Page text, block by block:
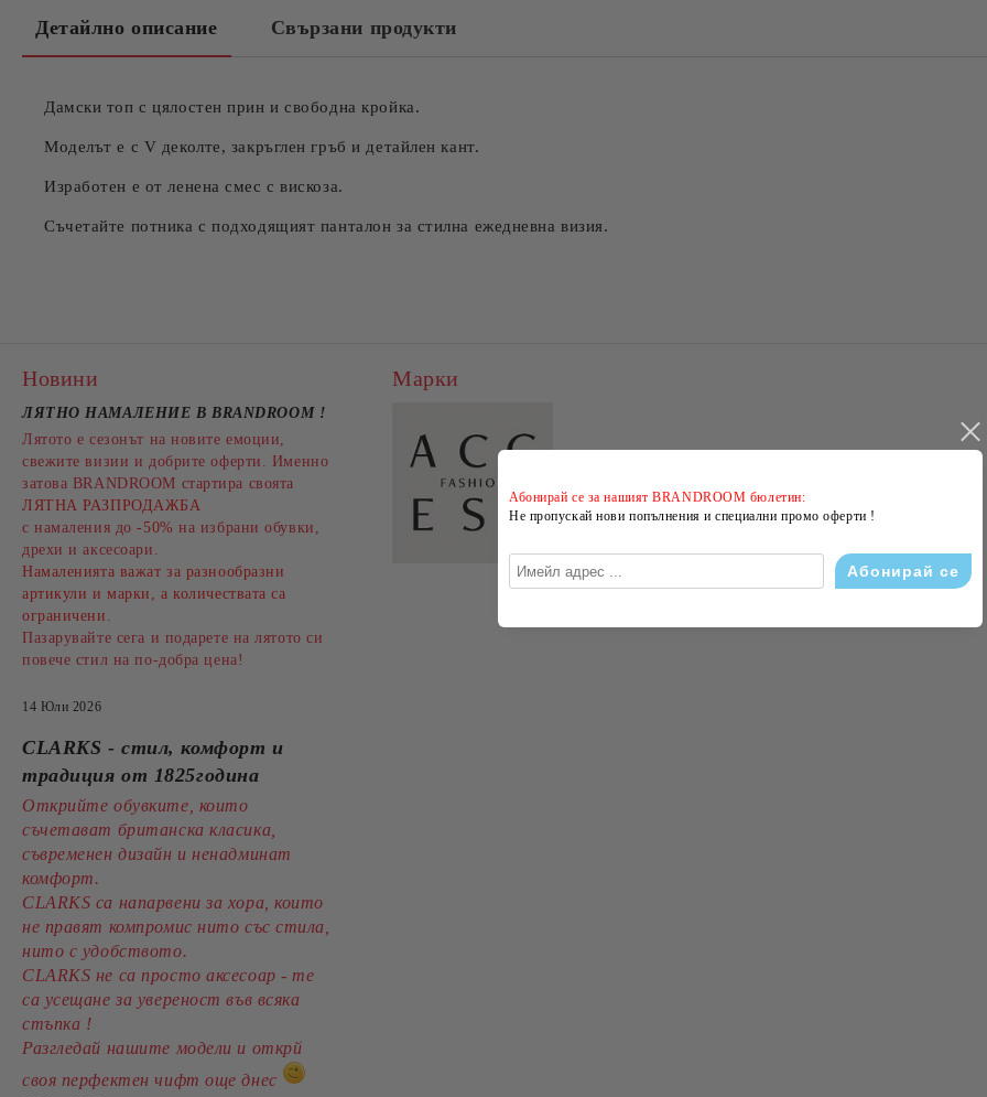
Детайлно описание Свързани продукти
Дамски топ с цялостен прин и свободна кройка.
Моделът е с V деколте, закръглен гръб и детайлен кант.
Изработен е от ленена смес с вискоза.
Съчетайте потника с подходящият панталон за стилна ежедневна визия.
Новини
ЛЯТНО НАМАЛЕНИЕ В BRANDROOM !
Лятото е сезонът на новите емоции,
свежите визии и добрите оферти. Именно
затова BRANDROOM стартира своята
ЛЯТНА РАЗПРОДАЖБА
с намаления до -50% на избрани обувки,
дрехи и аксесоари.
Намаленията важат за разнообразни
артикули и марки, а количествата са
ограничени.
Пазарувайте сега и подарете на лятото си
повече стил на по-добра цена!
14 Юли 2026
CLARKS - стил, комфорт и
традиция от 1825година
Открийте обувките, които
съчетават британска класика,
съвременен дизайн и ненадминат
комфорт.
CLARKS са напарвени за хора, които
не правят компромис нито със стила,
нито с удобството.
CLARKS не са просто аксесоар - те
са усещане за увереност във всяка
стъпка !
Разгледай нашите модели и открй
своя перфектен чифт още днес
Марки
Абонирай се за нашият BRANDROOM бюлетин:
Не пропускай нови попълнения и специални промо оферти !